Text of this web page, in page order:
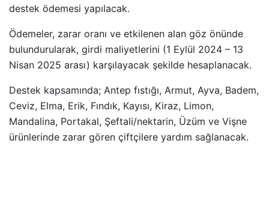
destek ödemesi yapılacak.
Ödemeler, zarar oranı ve etkilenen alan göz önünde
bulundurularak, girdi maliyetlerini (1 Eylül 2024 – 13
Nisan 2025 arası) karşılayacak şekilde hesaplanacak.
Destek kapsamında; Antep fıstığı, Armut, Ayva, Badem,
Ceviz, Elma, Erik, Fındık, Kayısı, Kiraz, Limon,
Mandalina, Portakal, Şeftali/nektarin, Üzüm ve Vişne
ürünlerinde zarar gören çiftçilere yardım sağlanacak.